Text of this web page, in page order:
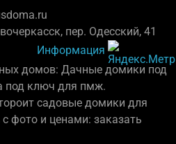
пер. Одесский, 41
Информация
домов: Дачные домики под
под ключ для пмж.
садовые домики для
фото и ценами: заказать